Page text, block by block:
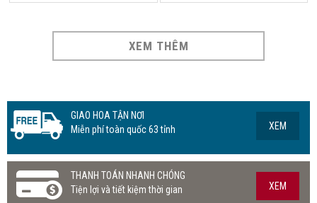
XEM THÊM
GIAO HOA TẬN NƠI
Miễn phí toàn quốc 63 tỉnh
XEM
THANH TOÁN NHANH CHÓNG
Tiện lợi và tiết kiệm thời gian
XEM